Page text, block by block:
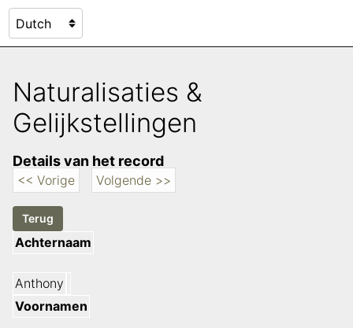
Naturalisaties &
Gelijkstellingen
Details van het record
<< Vorige Volgende >>
Achternaam
Anthony
Voornamen